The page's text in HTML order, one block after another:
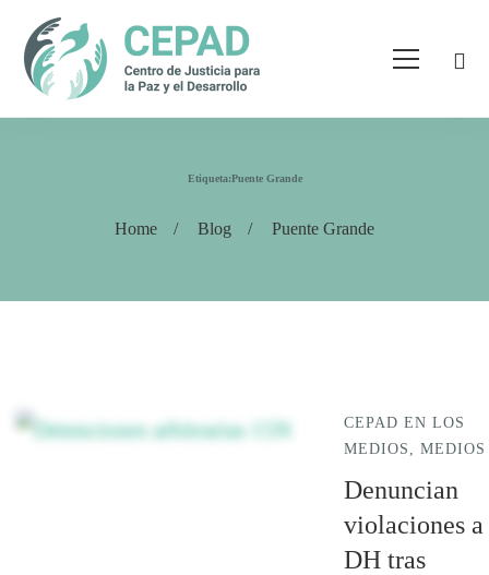
Etiqueta:Puente Grande
Home Blog Puente Grande
CEPAD EN LOS
MEDIOS , MEDIOS
Denuncian
violaciones a
DH tras